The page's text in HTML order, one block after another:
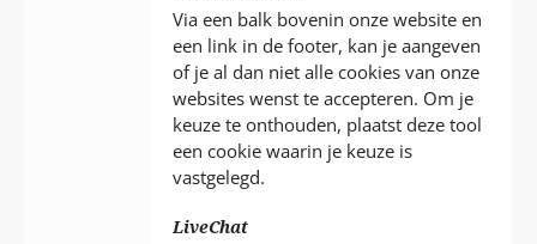
Via een balk bovenin onze website en
een link in de footer, kan je aangeven
of je al dan niet alle cookies van onze
websites wenst te accepteren. Om je
keuze te onthouden, plaatst deze tool
een cookie waarin je keuze is
vastgelegd.
LiveChat